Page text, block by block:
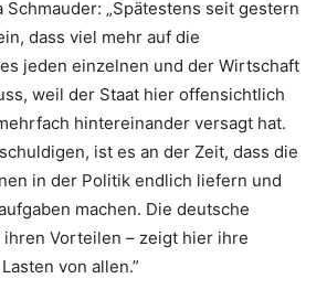
„Spätestens seit gestern
dass viel mehr auf die
jeden einzelnen und der Wirtschaft
weil der Staat hier offensichtlich
hintereinander versagt hat.
ist es an der Zeit, dass die
in der Politik endlich liefern und
machen. Die deutsche
ihren Vorteilen – zeigt hier ihre
von allen.”